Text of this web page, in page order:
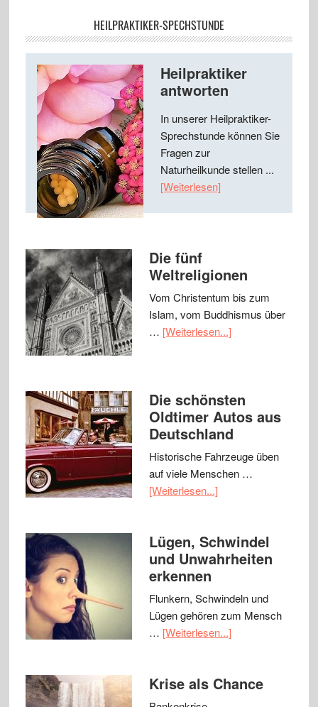
HEILPRAKTIKER-SPECHSTUNDE
Heilpraktiker
antworten
In unserer Heilpraktiker-
Sprechstunde können Sie
Fragen zur
Naturheilkunde stellen ...
[Weiterlesen]
Die fünf
Weltreligionen
Vom Christentum bis zum
Islam, vom Buddhismus über
… [Weiterlesen...]
Die schönsten
Oldtimer Autos aus
Deutschland
Historische Fahrzeuge üben
auf viele Menschen …
[Weiterlesen...]
Lügen, Schwindel
und Unwahrheiten
erkennen
Flunkern, Schwindeln und
Lügen gehören zum Mensch
… [Weiterlesen...]
Krise als Chance